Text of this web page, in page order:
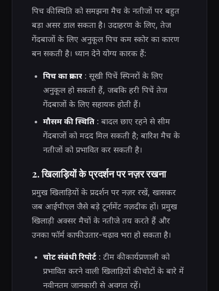
पिच की स्थिति को समझना मैच के नतीजों पर बहुत
बड़ा असर डाल सकता है। उदाहरण के लिए, तेज
गेंदबाजों के लिए अनुकूल पिच कम स्कोर का कारण
बन सकती है। ध्यान देने योग्य कारक हैं:
पिच का प्रकार: सूखी पिचें स्पिनरों के लिए
अनुकूल हो सकती हैं, जबकि हरी पिचें तेज
गेंदबाजों के लिए सहायक होती हैं।
मौसम की स्थिति: बादल छाए रहने से सीम
गेंदबाजों को मदद मिल सकती है; बारिश मैच के
नतीजों को प्रभावित कर सकती है।
2. खिलाड़ियों के प्रदर्शन पर नज़र रखना
प्रमुख खिलाड़ियों के प्रदर्शन पर नज़र रखें, खासकर
जब आईपीएल जैसे बड़े टूर्नामेंट नज़दीक हों। प्रमुख
खिलाड़ी अक्सर मैचों के नतीजे तय करते हैं और
उनका फॉर्म काफी उतार-चढ़ाव भरा हो सकता है।
चोट संबंधी रिपोर्ट: टीम की कार्यप्रणाली को
प्रभावित करने वाली खिलाड़ियों की चोटों के बारे में
नवीनतम जानकारी से अवगत रहें।